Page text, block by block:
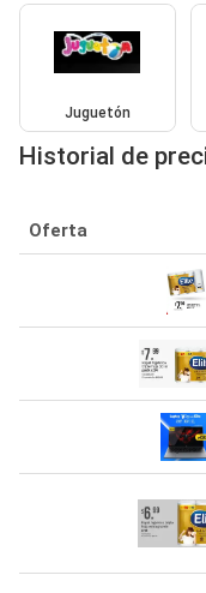
Juguetón
Historial de
Oferta